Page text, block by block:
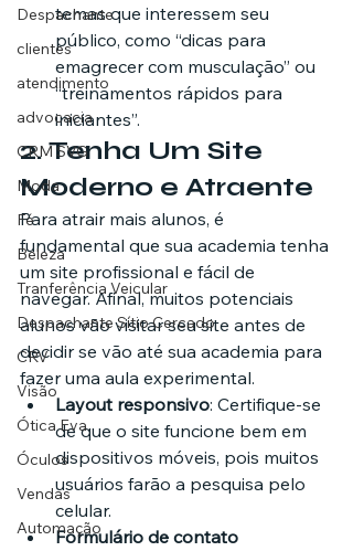
Despachante
clientes
atendimento
advocacia
CRM SVG
Moda
Fé
Beleza
Tranferência Veicular
Despachante Sítio Cercado
CRV
Visão
Ótica Eva
Óculos
Vendas
Automação
temas que interessem seu
público, como “dicas para
emagrecer com musculação” ou
“treinamentos rápidos para
iniciantes”.
2. Tenha Um Site
Moderno e Atraente
Para atrair mais alunos, é
fundamental que sua academia tenha
um site profissional e fácil de
navegar. Afinal, muitos potenciais
alunos vão visitar seu site antes de
decidir se vão até sua academia para
fazer uma aula experimental.
Layout responsivo: Certifique-se
de que o site funcione bem em
dispositivos móveis, pois muitos
usuários farão a pesquisa pelo
celular.
Formulário de contato